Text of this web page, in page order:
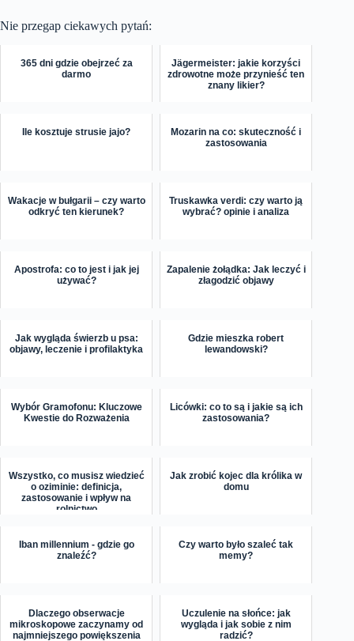
Nie przegap ciekawych pytań:
365 dni gdzie obejrzeć za
darmo
Jägermeister: jakie korzyści
zdrowotne może przynieść ten
znany likier?
Ile kosztuje strusie jajo?
Mozarin na co: skuteczność i
zastosowania
Wakacje w bułgarii – czy warto
odkryć ten kierunek?
Truskawka verdi: czy warto ją
wybrać? opinie i analiza
Apostrofa: co to jest i jak jej
używać?
Zapalenie żołądka: Jak leczyć i
złagodzić objawy
Jak wygląda świerzb u psa:
objawy, leczenie i profilaktyka
Gdzie mieszka robert
lewandowski?
Wybór Gramofonu: Kluczowe
Kwestie do Rozważenia
Licówki: co to są i jakie są ich
zastosowania?
Wszystko, co musisz wiedzieć
o oziminie: definicja,
zastosowanie i wpływ na
rolnictwo
Jak zrobić kojec dla królika w
domu
Iban millennium - gdzie go
znaleźć?
Czy warto było szaleć tak
memy?
Dlaczego obserwacje
mikroskopowe zaczynamy od
najmniejszego powiększenia
Uczulenie na słońce: jak
wygląda i jak sobie z nim
radzić?